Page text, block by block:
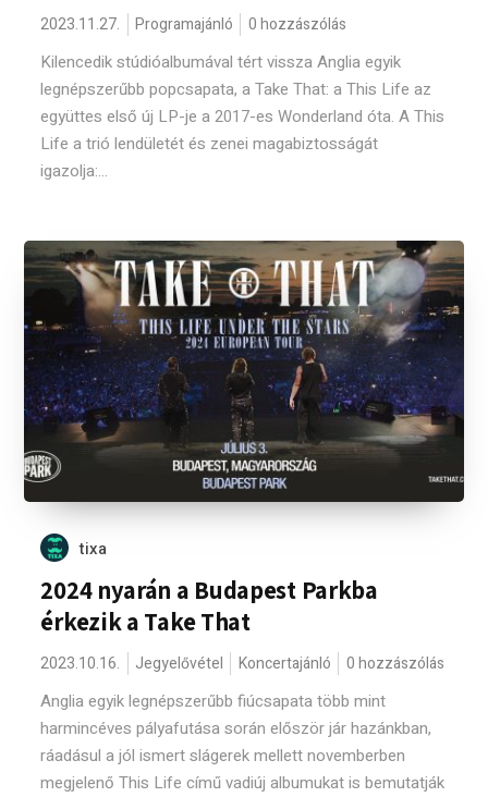
2023.11.27. Programajánló 0 hozzászólás
Kilencedik stúdióalbumával tért vissza Anglia egyik
legnépszerűbb popcsapata, a Take That: a This Life az
együttes első új LP-je a 2017-es Wonderland óta. A This
Life a trió lendületét és zenei magabiztosságát
igazolja:...
tixa
2024 nyarán a Budapest Parkba
érkezik a Take That
2023.10.16. Jegyelővétel Koncertajánló 0 hozzászólás
Anglia egyik legnépszerűbb fiúcsapata több mint
harmincéves pályafutása során először jár hazánkban,
ráadásul a jól ismert slágerek mellett novemberben
megjelenő This Life című vadiúj albumukat is bemutatják